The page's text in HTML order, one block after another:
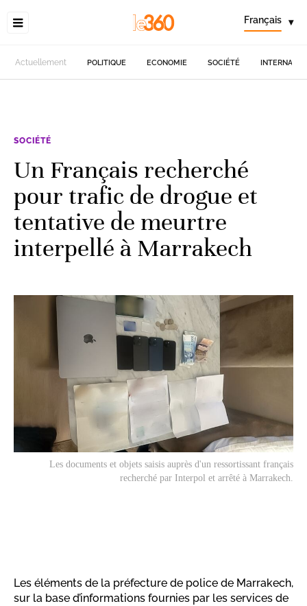
Français ▾
Actuellement POLITIQUE ECONOMIE SOCIÉTÉ
SOCIÉTÉ
Un Français recherché
pour trafic de drogue et
tentative de meurtre
interpellé à Marrakech
Les documents et objets saisis auprès d'un ressortissant français
recherché par Interpol et arrêté à Marrakech.
Les éléments de la préfecture de police de Marrakech,
sur la base d’informations fournies par les services de